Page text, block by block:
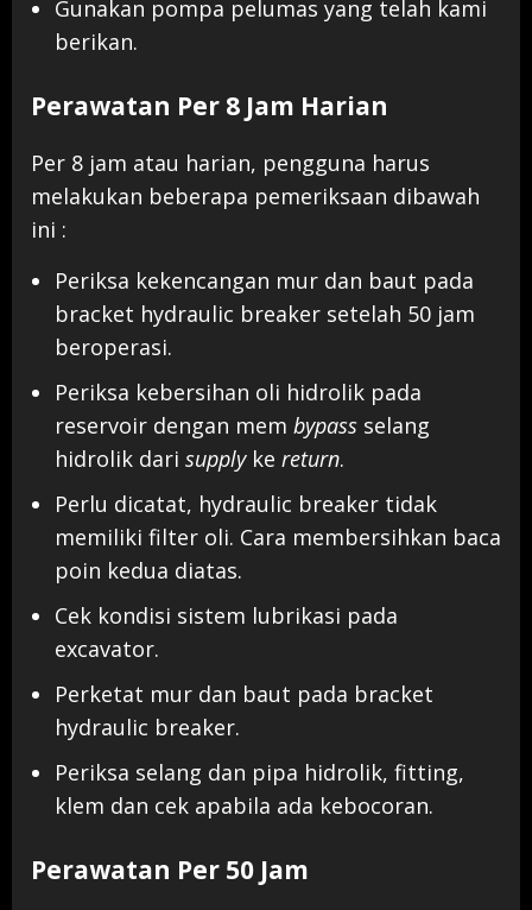
Gunakan pompa pelumas yang telah kami
berikan.
Perawatan Per 8 Jam Harian
Per 8 jam atau harian, pengguna harus
melakukan beberapa pemeriksaan dibawah
ini :
Periksa kekencangan mur dan baut pada
bracket hydraulic breaker setelah 50 jam
beroperasi.
Periksa kebersihan oli hidrolik pada
reservoir dengan mem bypass selang
hidrolik dari supplyke return.
Perlu dicatat, hydraulic breaker tidak
memiliki filter oli. Cara membersihkan baca
poin kedua diatas.
Cek kondisi sistem lubrikasi pada
excavator.
Perketat mur dan baut pada bracket
hydraulic breaker.
Periksa selang dan pipa hidrolik, fitting,
klem dan cek apabila ada kebocoran.
Perawatan Per 50 Jam